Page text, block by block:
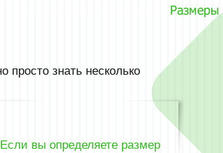
Размеры
просто знать несколько
вы определяете размер